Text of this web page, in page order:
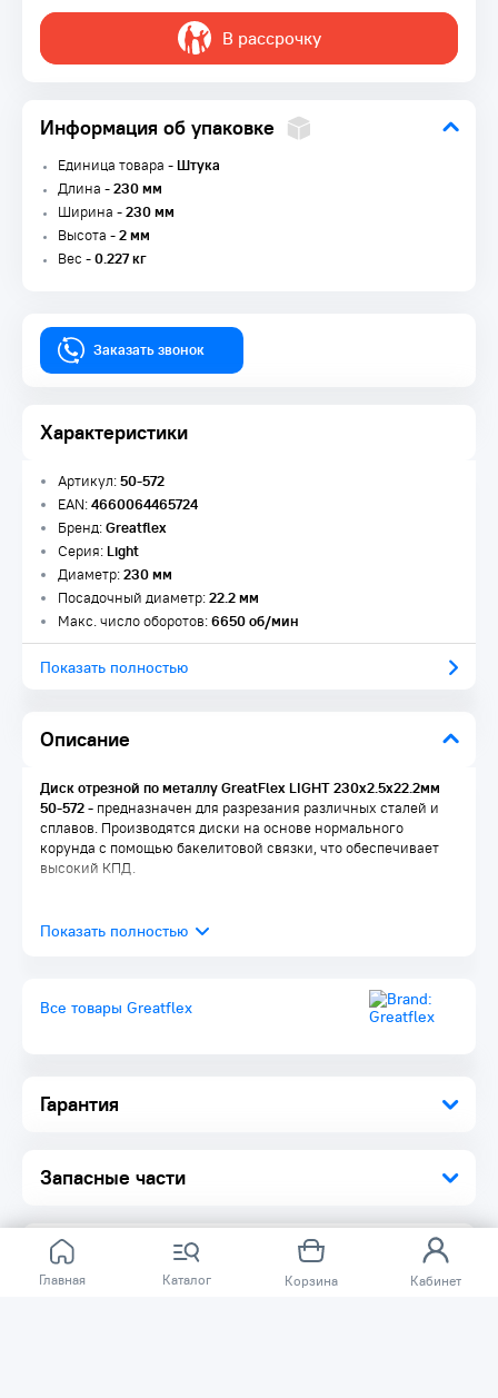
Главная Каталог Корзина Кабинет
В рассрочку
Информация об упаковке
Единица товара -Штука
Длина -230 мм
Ширина -230 мм
Высота -2 мм
Вес -0.227 кг
Заказать звонок
Характеристики
Описание
Гарантия
Запасные части
Артикул:50-572
EAN:4660064465724
Бренд:Greatflex
Серия:Light
Диаметр:230 мм
Посадочный диаметр:22.2 мм
Макс. число оборотов:6650 об/мин
Показать полностью
Диск отрезной по металлу GreatFlex LIGHT 230х2.5х22.2мм
50-572 - предназначен для разрезания различных сталей и
сплавов. Производятся диски на основе нормального
корунда с помощью бакелитовой связки, что обеспечивает
высокий КПД.
Все товары Greatflex